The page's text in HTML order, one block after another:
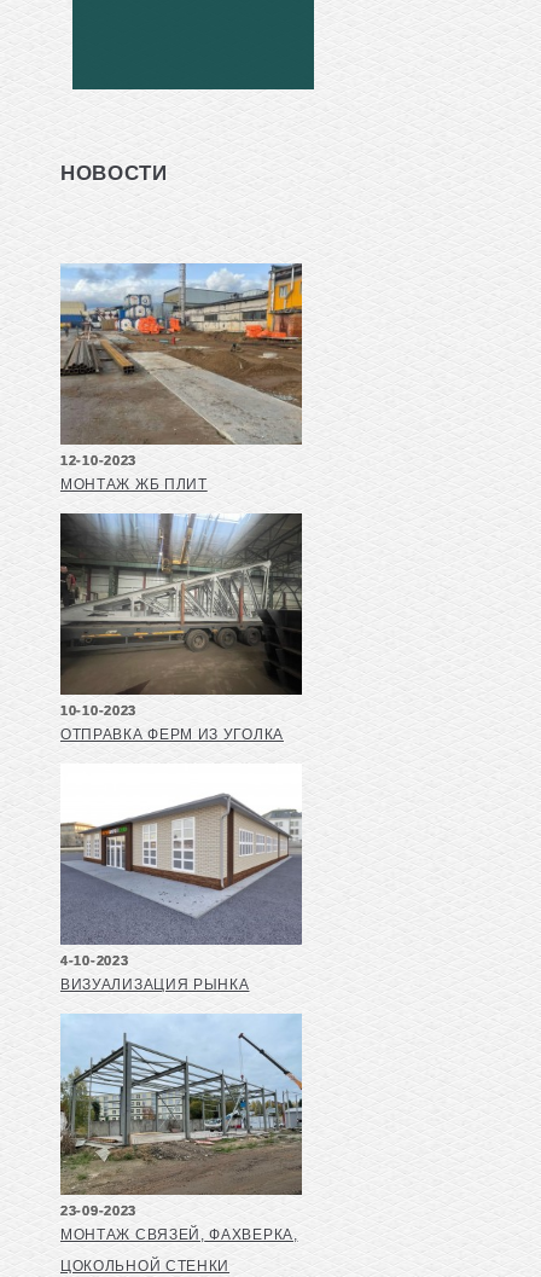
НОВОСТИ
12-10-2023
МОНТАЖ ЖБ ПЛИТ
10-10-2023
ОТПРАВКА ФЕРМ ИЗ УГОЛКА
4-10-2023
ВИЗУАЛИЗАЦИЯ РЫНКА
23-09-2023
МОНТАЖ СВЯЗЕЙ, ФАХВЕРКА,
ЦОКОЛЬНОЙ СТЕНКИ